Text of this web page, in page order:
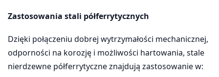
Zastosowania stali półferrytycznych
Dzięki połączeniu dobrej wytrzymałości mechanicznej,
odporności na korozję i możliwości hartowania, stale
nierdzewne półferrytyczne znajdują zastosowanie w: